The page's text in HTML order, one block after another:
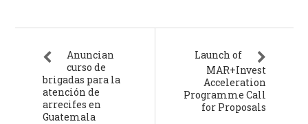
Anuncian
curso de
brigadas para la
atención de
arrecifes en
Guatemala
Launch of
MAR+Invest
Acceleration
Programme Call
for Proposals